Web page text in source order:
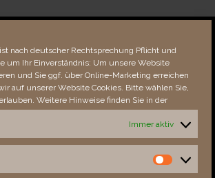
nach deutscher Rechtsprechung Pflicht und
um Ihr Einverständnis: Um unsere Website
und Sie ggf. über Online-Marketing erreichen
auf unserer Website Cookies. Bitte wählen Sie,
Weitere Hinweise finden Sie in der
Immer aktiv
Statistiken
​2021